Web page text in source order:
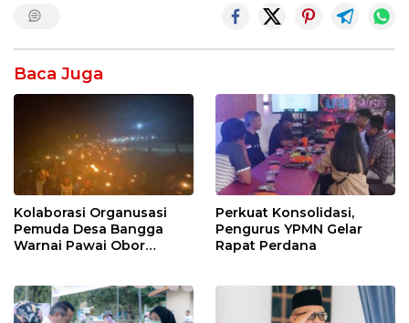
Baca Juga
Kolaborasi Organusasi
Pemuda Desa Bangga
Warnai Pawai Obor
Perkuat Konsolidasi,
Pengurus YPMN Gelar
Rapat Perdana